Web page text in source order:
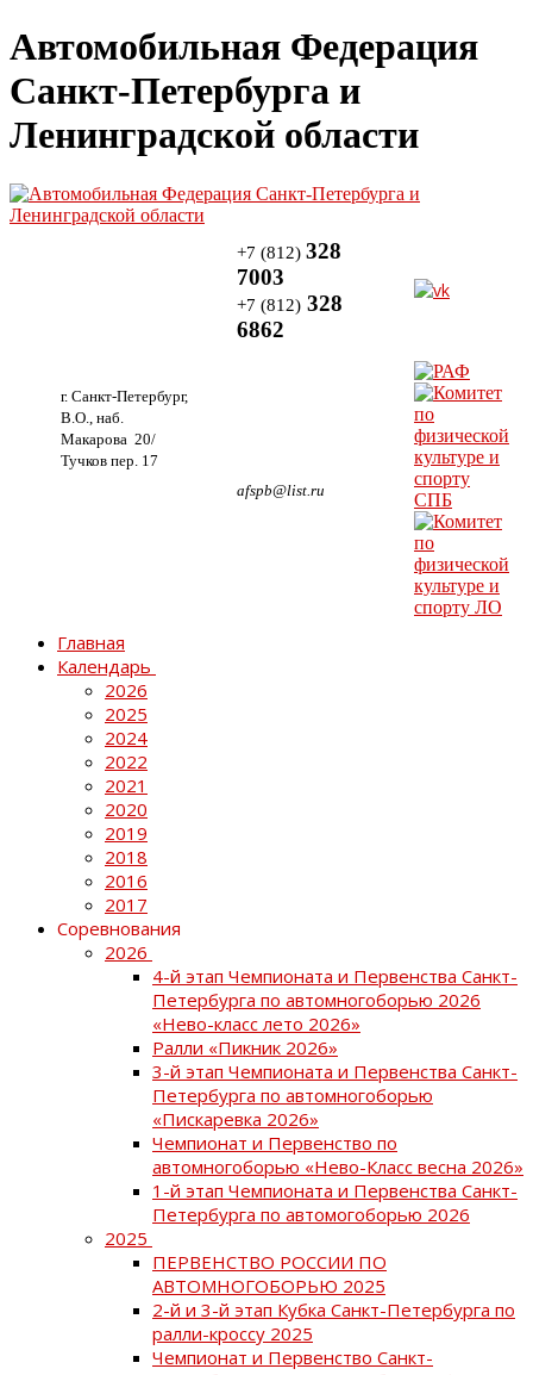
Автомобильная Федерация
Санкт-Петербурга и
Ленинградской области
г. Санкт-Петербург,
В.О., наб.
Макарова 20/
Тучков пер. 17
+7 (812) 328
7003
+7 (812) 328
6862
afspb@list.ru
Главная
Календарь
2026
2025
2024
2022
2021
2020
2019
2018
2016
2017
Соревнования
2026
4-й этап Чемпионата и Первенства Санкт-
Петербурга по автомногоборью 2026
«Нево-класс лето 2026»
Ралли «Пикник 2026»
3-й этап Чемпионата и Первенства Санкт-
Петербурга по автомногоборью
«Пискаревка 2026»
Чемпионат и Первенство по
автомногоборью «Нево-Класс весна 2026»
1-й этап Чемпионата и Первенства Санкт-
Петербурга по автомогоборью 2026
2025
ПЕРВЕНСТВО РОССИИ ПО
АВТОМНОГОБОРЬЮ 2025
2-й и 3-й этап Кубка Санкт-Петербурга по
ралли-кроссу 2025
Чемпионат и Первенство Санкт-